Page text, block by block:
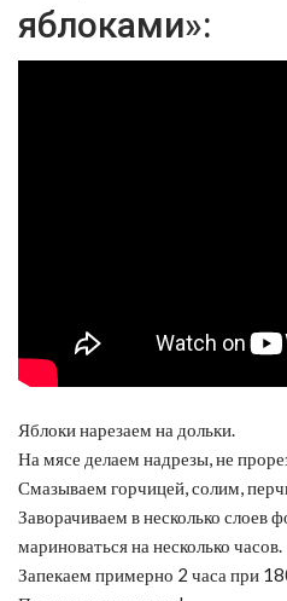
яблоками»:
Яблоки нарезаем на дольки.
На мясе делаем надрезы, не
Смазываем горчицей, солим,
Заворачиваем в несколько слоев
мариноваться на несколько часов.
Запекаем примерно 2 часа при